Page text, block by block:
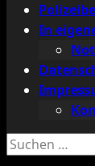
In
Suchen